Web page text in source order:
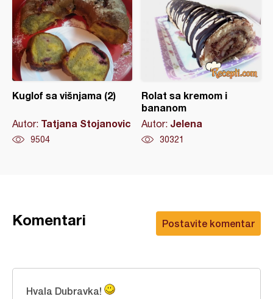
Kuglof sa višnjama (2)
Autor: Tatjana Stojanovic
9504
Rolat sa kremom i
bananom
Autor: Jelena
30321
Postavite komentar
Komentari
Hvala Dubravka!